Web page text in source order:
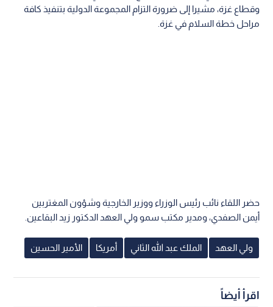
وقطاع غزة، مشيرا إلى ضرورة التزام المجموعة الدولية بتنفيذ كافة
مراحل خطة السلام في غزة.
حضر اللقاء نائب رئيس الوزراء ووزير الخارجية وشؤون المغتربين
أيمن الصفدي، ومدير مكتب سمو ولي العهد الدكتور زيد البقاعين.
ولي العهد الملك عبد الله الثاني أمريكا الأمير الحسين
اقرأ أيضاً